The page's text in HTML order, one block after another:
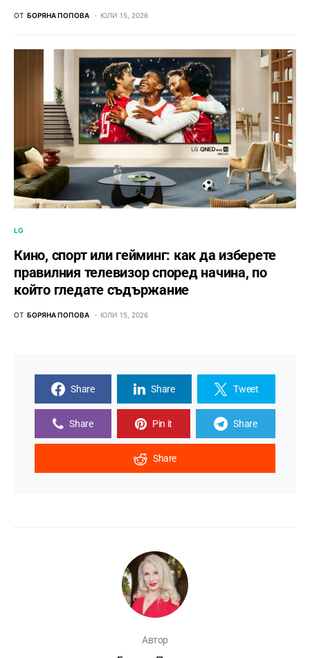
ОТ БОРЯНА ПОПОВА ЮЛИ 15, 2026
LG
Кино, спорт или гейминг: как да изберете
правилния телевизор според начина, по
който гледате съдържание
ОТ БОРЯНА ПОПОВА ЮЛИ 15, 2026
Share Share Tweet
Share Pin it Share
Share
Автор